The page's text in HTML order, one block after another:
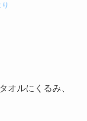
オルにくるみ、